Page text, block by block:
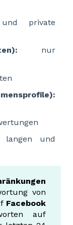
private
nur
langen und
von
Facebook
auf